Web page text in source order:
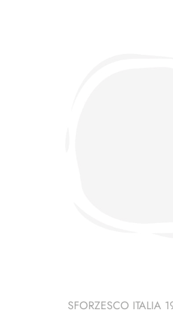
SFORZESCO ITALIA